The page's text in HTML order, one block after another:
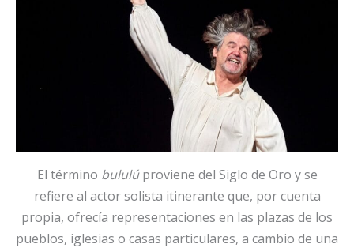
El término bululúproviene del Siglo de Oro y se
refiere al actor solista itinerante que, por cuenta
propia, ofrecía representaciones en las plazas de los
pueblos, iglesias o casas particulares, a cambio de una